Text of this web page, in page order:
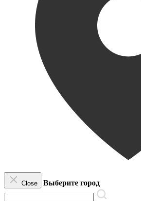
Close Выберите город